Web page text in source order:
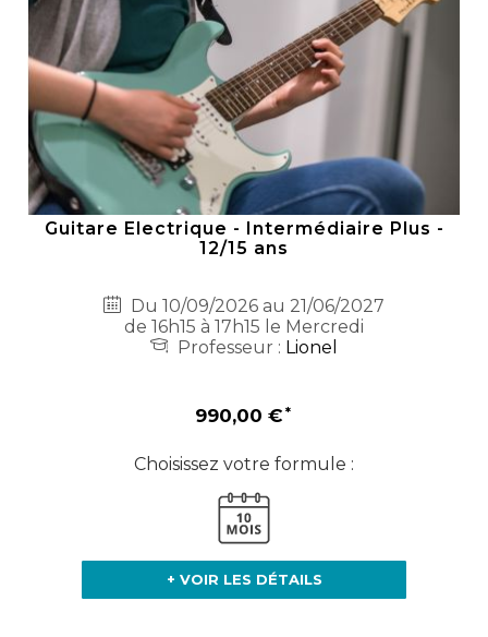
Guitare Electrique - Intermédiaire Plus -
12/15 ans
Du 10/09/2026 au 21/06/2027
de 16h15 à 17h15 le Mercredi
Professeur : Lionel
990,00 €
Choisissez votre formule :
+ VOIR LES DÉTAILS